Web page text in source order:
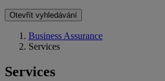
Otevřít vyhledávání
Business Assurance
Services
Services